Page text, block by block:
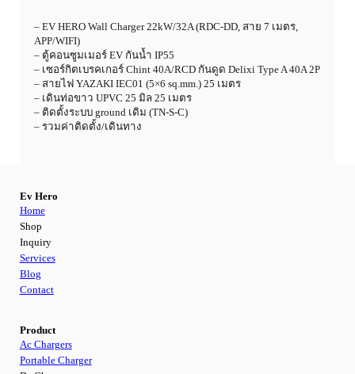
– EV HERO Wall Charger 22kW/32A (RDC-DD, สาย 7 เมตร,
APP/WIFI)
– ตู้คอนซูมเมอร์ EV กันน้ำ IP55
– เซอร์กิตเบรคเกอร์ Chint 40A/RCD กันดูด Delixi Type A 40A 2P
– สายไฟ YAZAKI IEC01 (5×6 sq.mm.) 25 เมตร
– เดินท่อขาว UPVC 25 มิล 25 เมตร
– ติดตั้งระบบ ground เดิม (TN-S-C)
– รวมค่าติดตั้ง/เดินทาง
Ev Hero
Home
Shop
Inquiry
Services
Blog
Contact
Product
Ac Chargers
Portable Charger